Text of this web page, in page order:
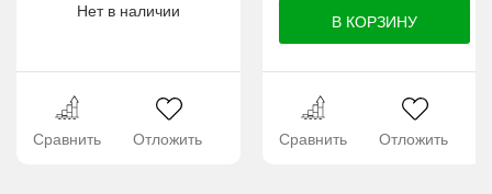
Нет в наличии
Сравнить Отложить Сравнить Отложить